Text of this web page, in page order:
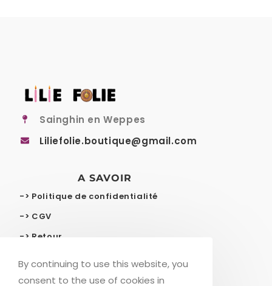
Sainghin en Weppes
Liliefolie.boutique@gmail.com
A SAVOIR
-> Politique de confidentialité
-> CGV
-> Retour
By continuing to use this website, you
consent to the use of cookies in